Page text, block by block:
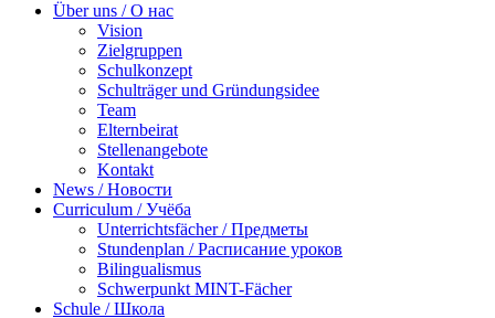
Über uns / О нас
Vision
Zielgruppen
Schulkonzept
Schulträger und Gründungsidee
Team
Elternbeirat
Stellenangebote
Kontakt
News / Новости
Curriculum / Учёба
Unterrichtsfächer / Предметы
Stundenplan / Расписание уроков
Bilingualismus
Schwerpunkt MINT-Fächer
Schule / Школа